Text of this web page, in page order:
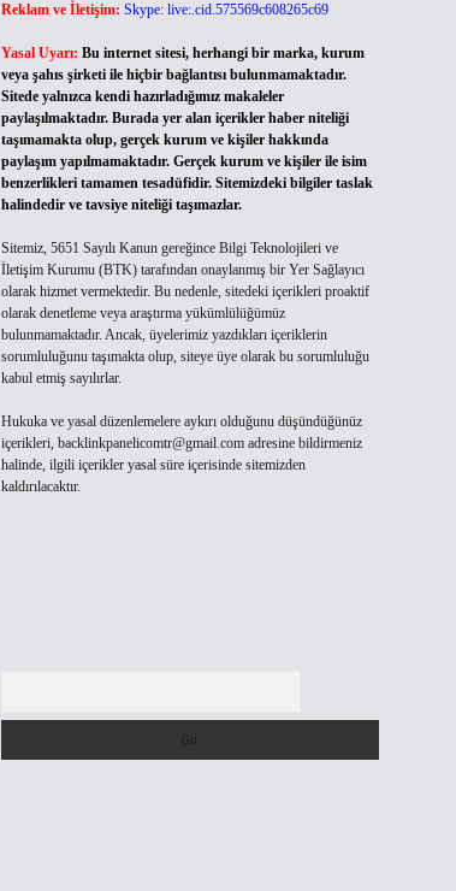
Reklam ve İletişim: Skype: live:.cid.575569c608265c69
Yasal Uyarı: Bu internet sitesi, herhangi bir marka, kurum
veya şahıs şirketi ile hiçbir bağlantısı bulunmamaktadır.
Sitede yalnızca kendi hazırladığımız makaleler
paylaşılmaktadır. Burada yer alan içerikler haber niteliği
taşımamakta olup, gerçek kurum ve kişiler hakkında
paylaşım yapılmamaktadır. Gerçek kurum ve kişiler ile isim
benzerlikleri tamamen tesadüfidir. Sitemizdeki bilgiler taslak
halindedir ve tavsiye niteliği taşımazlar.
Sitemiz, 5651 Sayılı Kanun gereğince Bilgi Teknolojileri ve
İletişim Kurumu (BTK) tarafından onaylanmış bir Yer Sağlayıcı
olarak hizmet vermektedir. Bu nedenle, sitedeki içerikleri proaktif
olarak denetleme veya araştırma yükümlülüğümüz
bulunmamaktadır. Ancak, üyelerimiz yazdıkları içeriklerin
sorumluluğunu taşımakta olup, siteye üye olarak bu sorumluluğu
kabul etmiş sayılırlar.
Hukuka ve yasal düzenlemelere aykırı olduğunu düşündüğünüz
içerikleri, backlinkpanelicomtr@gmail.comadresine bildirmeniz
halinde, ilgili içerikler yasal süre içerisinde sitemizden
kaldırılacaktır.